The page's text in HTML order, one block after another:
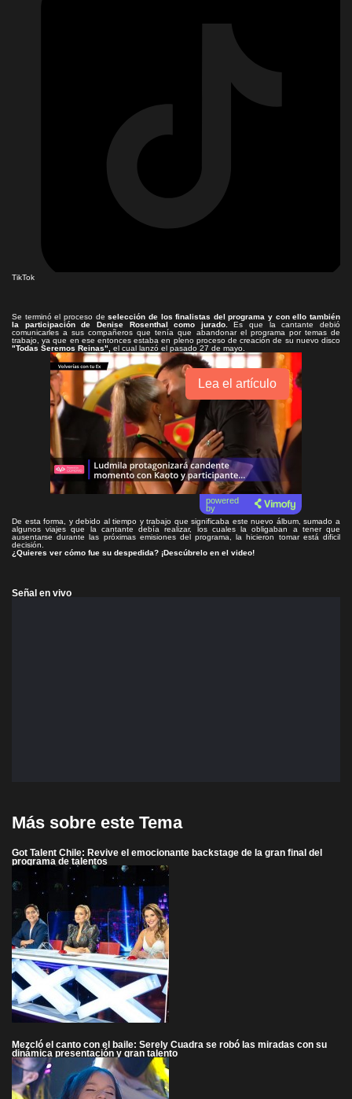
TikTok
Se terminó el proceso deselección de los finalistas del programa y con ello también
la participación de Denise Rosenthal como jurado.Es que la cantante debió
comunicarles a sus compañeros que tenía que abandonar el programa por temas de
trabajo, ya que en ese entonces estaba en pleno proceso de creación de su nuevo disco
"Todas Seremos Reinas",
el cual lanzó el pasado 27 de mayo.
Lea el artículo
powered
by
De esta forma, y debido al tiempo y trabajo que significaba este nuevo álbum, sumado a
algunos viajes que la cantante debía realizar, los cuales la obligaban a tener que
ausentarse durante las próximas emisiones del programa, la hicieron tomar está dificil
decisión.
¿Quieres ver cómo fue su despedida? ¡Descúbrelo en el video!
Señal en vivo
Más sobre este Tema
Got Talent Chile: Revive el emocionante backstage de la gran final del
programa de talentos
Mezcló el canto con el baile: Serely Cuadra se robó las miradas con su
dinámica presentación y gran talento